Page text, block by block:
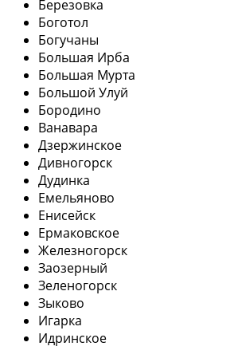
Березовка
Боготол
Богучаны
Большая Ирба
Большая Мурта
Большой Улуй
Бородино
Ванавара
Дзержинское
Дивногорск
Дудинка
Емельяново
Енисейск
Ермаковское
Железногорск
Заозерный
Зеленогорск
Зыково
Игарка
Идринское